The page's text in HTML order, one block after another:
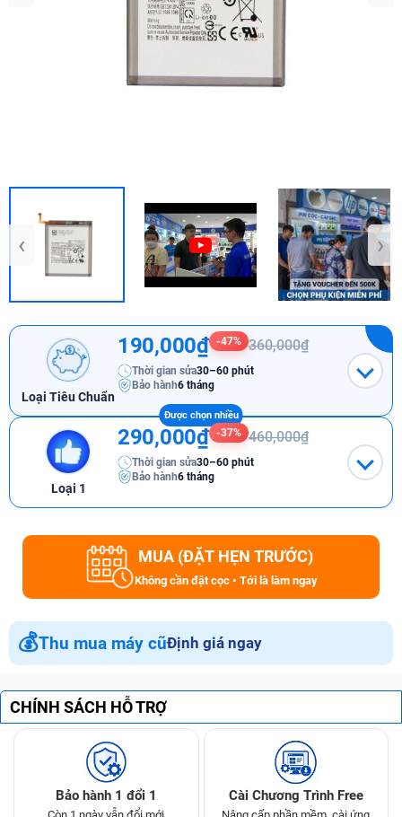
‹ ›
Loại Tiêu Chuẩn
190,000₫ -47% 360,000₫
Thời gian sửa30–60 phút
Bảo hành6 tháng
Loại 1
290,000₫ -37% 460,000₫
Thời gian sửa30–60 phút
Bảo hành6 tháng
MUA (ĐẶT HẸN TRƯỚC)
Không cần đặt cọc • Tới là làm ngay
💰Thu mua máy cũĐịnh giá ngay
CHÍNH SÁCH HỖ TRỢ
Bảo hành 1 đổi 1 Cài Chương Trình Free